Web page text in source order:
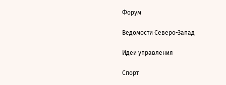
Форум
Ведомости Северо-Запад
Идеи управления
Спорт